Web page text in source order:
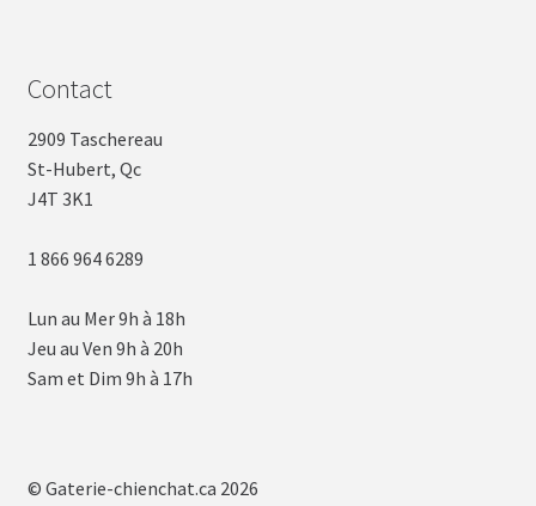
Contact
2909 Taschereau
St-Hubert, Qc
J4T 3K1
1 866 964 6289
Lun au Mer 9h à 18h
Jeu au Ven 9h à 20h
Sam et Dim 9h à 17h
© Gaterie-chienchat.ca 2026